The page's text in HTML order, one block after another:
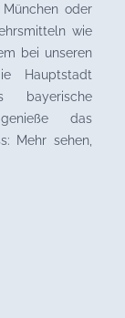
oder
wie
bei unseren
Hauptstadt
bayerische
das
Mehr sehen,